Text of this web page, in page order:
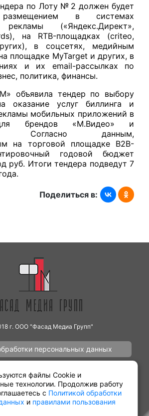
по Лоту № 2 должен будет
размещением в системах
рекламы («Яндекс.Директ»,
на RTB-площадках (criteo,
в соцсетях, медийным
площадке MyTarget и других, в
и их email-рассылках по
политика, финансы.
объявила тендер по выбору
оказание услуг биллинга и
мобильных приложений в
брендов «М.Видео» и
Согласно данным,
на торговой площадке B2B-
годовой бюджет
руб. Итоги тендера подведут 7
Поделиться в:
г. ООО "Фасад Медиа Групп"
персональных данных
файлы Cookie и
технологии. Продолжив работу
с Политикой обработки
и правилами пользования